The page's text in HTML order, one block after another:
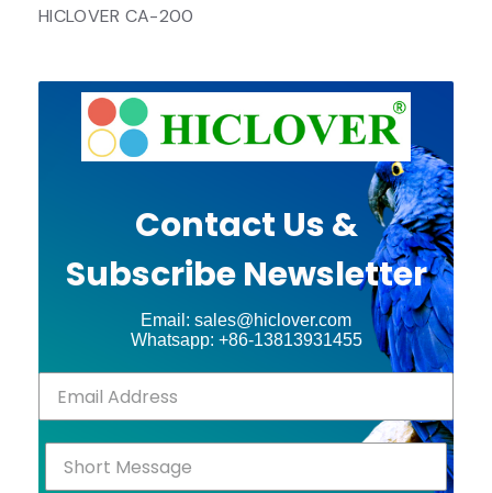
HICLOVER CA-200
Contact Us &
Subscribe Newsletter
Email: sales@hiclover.com
Whatsapp: +86-13813931455